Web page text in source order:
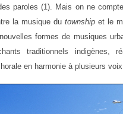
paroles (1). Mais on ne
la musique du township et le
formes de musiques
traditionnels indigènes,
en harmonie à plusieurs